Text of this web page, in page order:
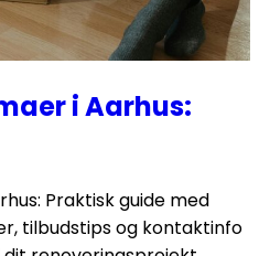
i Aarhus:
Praktisk guide med
tilbudstips og kontaktinfo